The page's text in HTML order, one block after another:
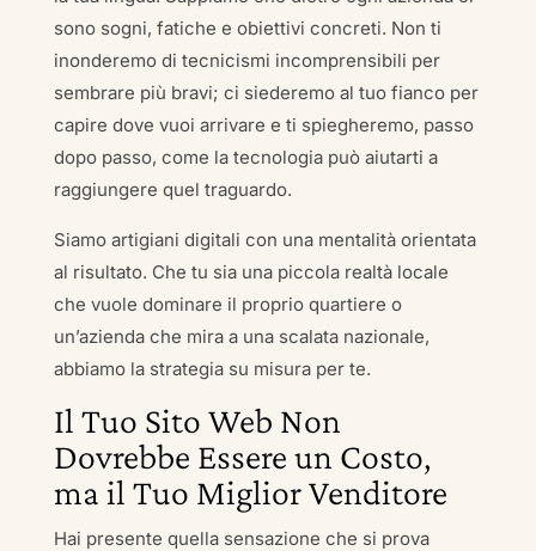
sono sogni, fatiche e obiettivi concreti. Non ti
inonderemo di tecnicismi incomprensibili per
sembrare più bravi; ci siederemo al tuo fianco per
capire dove vuoi arrivare e ti spiegheremo, passo
dopo passo, come la tecnologia può aiutarti a
raggiungere quel traguardo.
Siamo artigiani digitali con una mentalità orientata
al risultato. Che tu sia una piccola realtà locale
che vuole dominare il proprio quartiere o
un’azienda che mira a una scalata nazionale,
abbiamo la strategia su misura per te.
Il Tuo Sito Web Non
Dovrebbe Essere un Costo,
ma il Tuo Miglior Venditore
Hai presente quella sensazione che si prova